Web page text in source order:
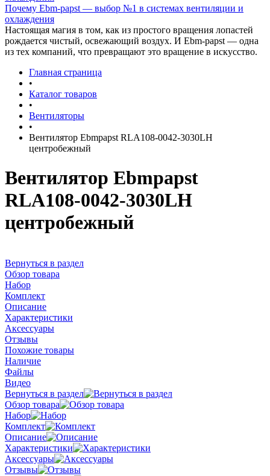
Почему Ebm-papst — выбор №1 в системах вентиляции и
охлаждения
Настоящая магия в том, как из простого вращения лопастей
рождается чистый, освежающий воздух. И Ebm-papst — одна
из тех компаний, что превращают это вращение в искусство.
Главная страница
•
Каталог товаров
•
Вентиляторы
•
Вентилятор Ebmpapst RLA108-0042-3030LH
центробежный
Вентилятор Ebmpapst
RLA108-0042-3030LH
центробежный
Вернуться в раздел
Обзор товара
Набор
Комплект
Описание
Характеристики
Аксессуары
Отзывы
Похожие товары
Наличие
Файлы
Видео
Вернуться в раздел
Обзор товара
Набор
Комплект
Описание
Характеристики
Аксессуары
Отзывы